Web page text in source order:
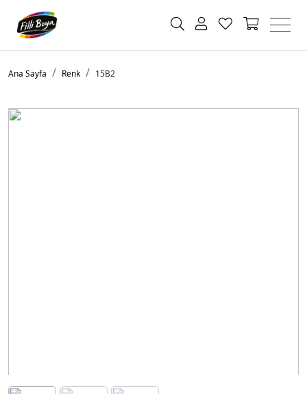
Ana Sayfa Renk 15B2